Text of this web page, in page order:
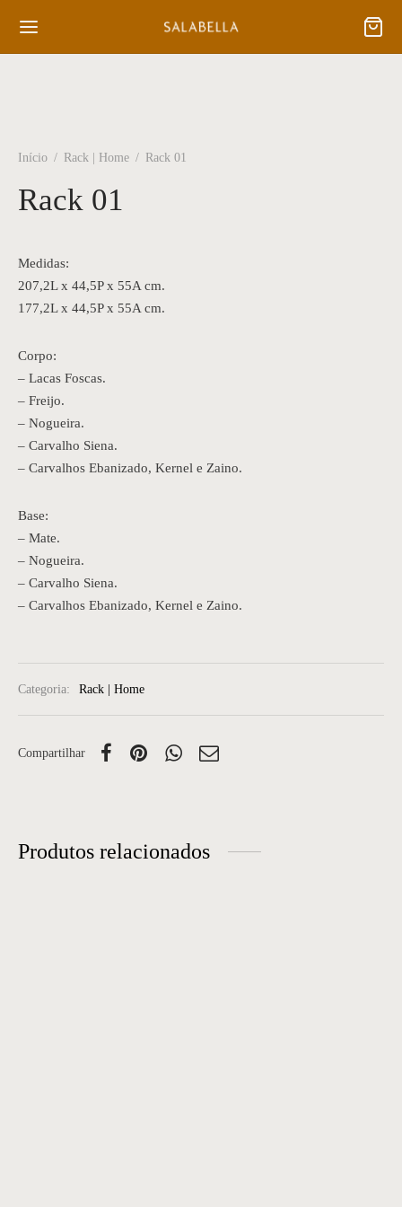
Início / Rack | Home / Rack 01
Rack 01
Medidas:
207,2L x 44,5P x 55A cm.
177,2L x 44,5P x 55A cm.
Corpo:
– Lacas Foscas.
– Freijo.
– Nogueira.
– Carvalho Siena.
– Carvalhos Ebanizado, Kernel e Zaino.
Base:
– Mate.
– Nogueira.
– Carvalho Siena.
– Carvalhos Ebanizado, Kernel e Zaino.
Categoria: Rack | Home
Compartilhar
Produtos relacionados